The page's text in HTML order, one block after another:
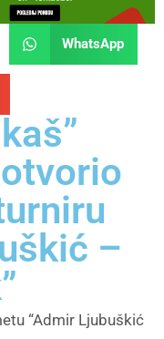
WhatsApp
–
“Admir Ljubuškić